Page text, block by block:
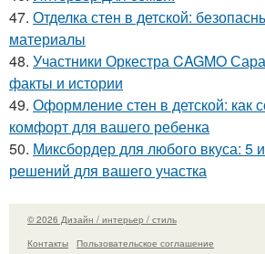
47. Отделка стен в детской:
материалы
48. Участники Оркестра CAGMO
факты и истории
49. Оформление стен в детской: как
комфорт для вашего ребенка
50. Миксбордер для любого вкуса: 5
решений для вашего участка
© 2026 Дизайн / интерьер / стиль
Контакты
Пользовательское соглашение